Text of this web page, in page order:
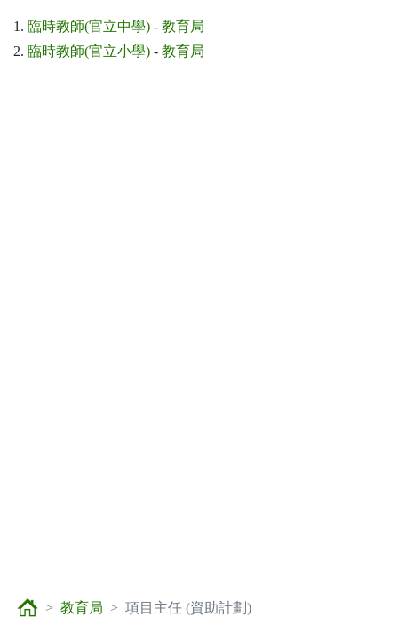
1. 臨時教師(官立中學) - 教育局
2. 臨時教師(官立小學) - 教育局
教育局 項目主任 (資助計劃)